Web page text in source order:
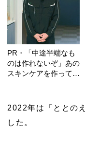
PR・「中途半端なも
のは作れないぞ」あの
スキンケアを作ってい
2022年は「ととの
した。